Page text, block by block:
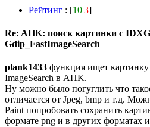
Рейтинг : [10|3]
Re: AHK: поиск картинки с
Gdip_FastImageSearch
plank1433 функция ищет картинку
ImageSearch в AHK.
Ну можно было погуглить что
отличается от Jpeg, bmp и т.д.
Paint попробовать сохранить
формате png и в других форматах